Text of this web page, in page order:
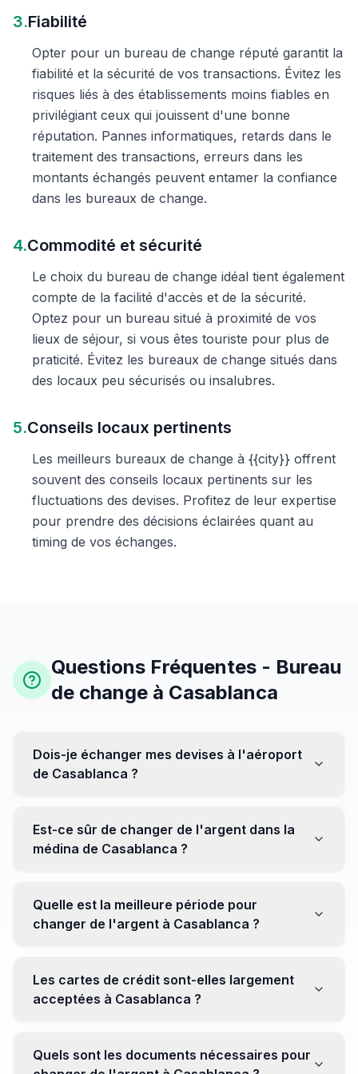
3.Fiabilité
Opter pour un bureau de change réputé garantit la
fiabilité et la sécurité de vos transactions. Évitez les
risques liés à des établissements moins fiables en
privilégiant ceux qui jouissent d'une bonne
réputation. Pannes informatiques, retards dans le
traitement des transactions, erreurs dans les
montants échangés peuvent entamer la confiance
dans les bureaux de change.
4.Commodité et sécurité
Le choix du bureau de change idéal tient également
compte de la facilité d'accès et de la sécurité.
Optez pour un bureau situé à proximité de vos
lieux de séjour, si vous êtes touriste pour plus de
praticité. Évitez les bureaux de change situés dans
des locaux peu sécurisés ou insalubres.
5.Conseils locaux pertinents
Les meilleurs bureaux de change à {{city}} offrent
souvent des conseils locaux pertinents sur les
fluctuations des devises. Profitez de leur expertise
pour prendre des décisions éclairées quant au
timing de vos échanges.
Questions Fréquentes - Bureau
de change à Casablanca
Dois-je échanger mes devises à l'aéroport
de Casablanca ?
être moins avantageux. Orientez-vous plutôt vers les
bureaux de change en ville pour obtenir de meilleurs
Est-ce sûr de changer de l'argent dans la
médina de Casablanca ?
établissements réputés pour éviter les surprises.
Quelle est la meilleure période pour
changer de l'argent à Casablanca ?
soyez attentif aux fluctuations pour maximiser la valeur
de vos devises.
Les cartes de crédit sont-elles largement
acceptées à Casablanca ?
Cependant, avoir un peu de monnaie locale peut être
Quels sont les documents nécessaires pour